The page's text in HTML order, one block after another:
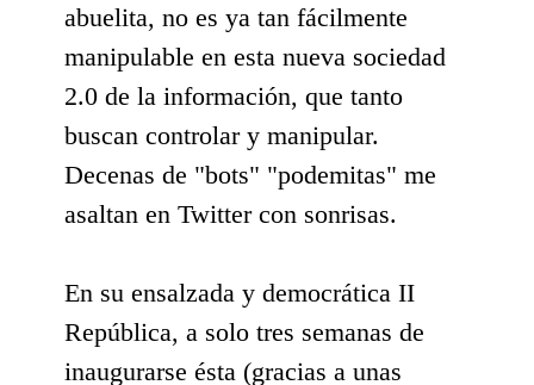
abuelita, no es ya tan fácilmente
manipulable en esta nueva sociedad
2.0 de la información, que tanto
buscan controlar y manipular.
Decenas de "bots" "podemitas" me
asaltan en Twitter con sonrisas.
En su ensalzada y democrática II
República, a solo tres semanas de
inaugurarse ésta (gracias a unas